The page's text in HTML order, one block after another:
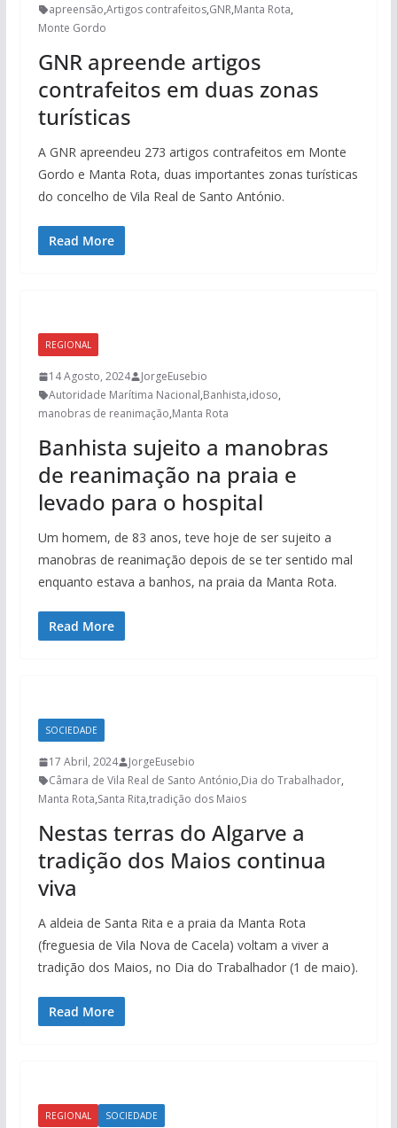
apreensão,Artigos contrafeitos,GNR,Manta Rota,
Monte Gordo
GNR apreende artigos
contrafeitos em duas zonas
turísticas
A GNR apreendeu 273 artigos contrafeitos em Monte
Gordo e Manta Rota, duas importantes zonas turísticas
do concelho de Vila Real de Santo António.
Read More
REGIONAL
14 Agosto, 2024
JorgeEusebio
Autoridade Marítima Nacional,Banhista,idoso,
manobras de reanimação,Manta Rota
Banhista sujeito a manobras
de reanimação na praia e
levado para o hospital
Um homem, de 83 anos, teve hoje de ser sujeito a
manobras de reanimação depois de se ter sentido mal
enquanto estava a banhos, na praia da Manta Rota.
Read More
SOCIEDADE
17 Abril, 2024
JorgeEusebio
Câmara de Vila Real de Santo António,Dia do Trabalhador,
Manta Rota,Santa Rita,tradição dos Maios
Nestas terras do Algarve a
tradição dos Maios continua
viva
A aldeia de Santa Rita e a praia da Manta Rota
(freguesia de Vila Nova de Cacela) voltam a viver a
tradição dos Maios, no Dia do Trabalhador (1 de maio).
Read More
REGIONAL SOCIEDADE